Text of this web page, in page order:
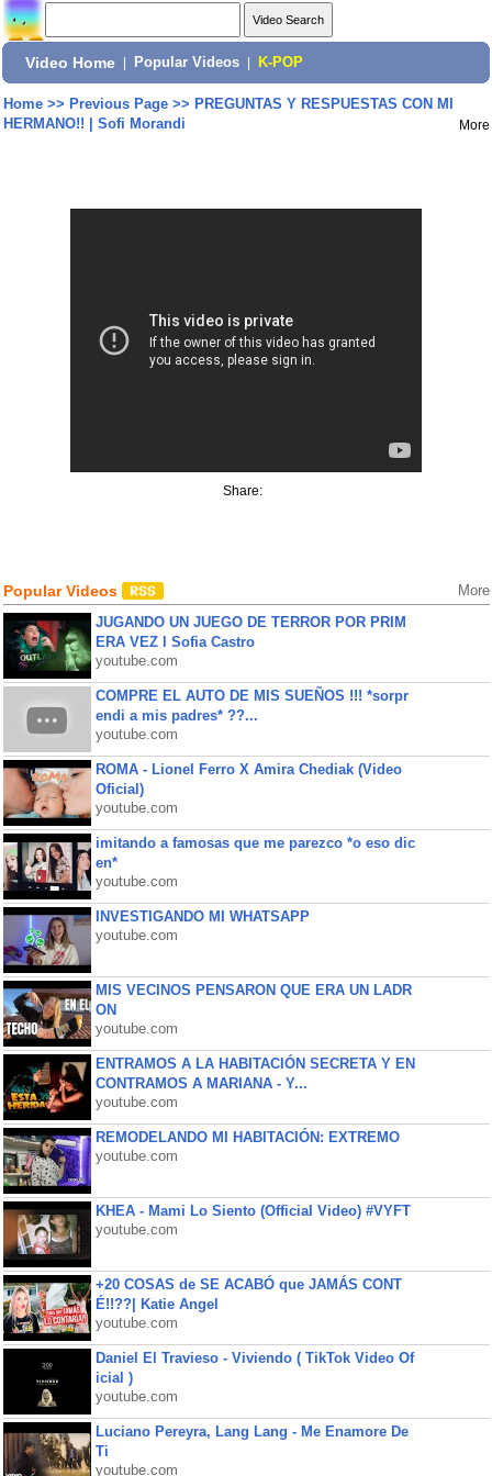
Video Home Popular Videos K-POP
Home>> Previous Page>> PREGUNTAS Y RESPUESTAS CON MI
HERMANO!! | Sofi Morandi
More
Share:
Popular Videos More
JUGANDO UN JUEGO DE TERROR POR PRIM
ERA VEZ l Sofia Castro
youtube.com
COMPRE EL AUTO DE MIS SUEÑOS !!! *sorpr
endi a mis padres* ??...
youtube.com
ROMA - Lionel Ferro X Amira Chediak (Video
Oficial)
youtube.com
imitando a famosas que me parezco *o eso dic
en*
youtube.com
INVESTIGANDO MI WHATSAPP
youtube.com
MIS VECINOS PENSARON QUE ERA UN LADR
ON
youtube.com
ENTRAMOS A LA HABITACIÓN SECRETA Y EN
CONTRAMOS A MARIANA - Y...
youtube.com
REMODELANDO MI HABITACIÓN: EXTREMO
youtube.com
KHEA - Mami Lo Siento (Official Video) #VYFT
youtube.com
+20 COSAS de SE ACABÓ que JAMÁS CONT
É!!??| Katie Angel
youtube.com
Daniel El Travieso - Viviendo ( TikTok Video Of
icial )
youtube.com
Luciano Pereyra, Lang Lang - Me Enamore De
Ti
youtube.com